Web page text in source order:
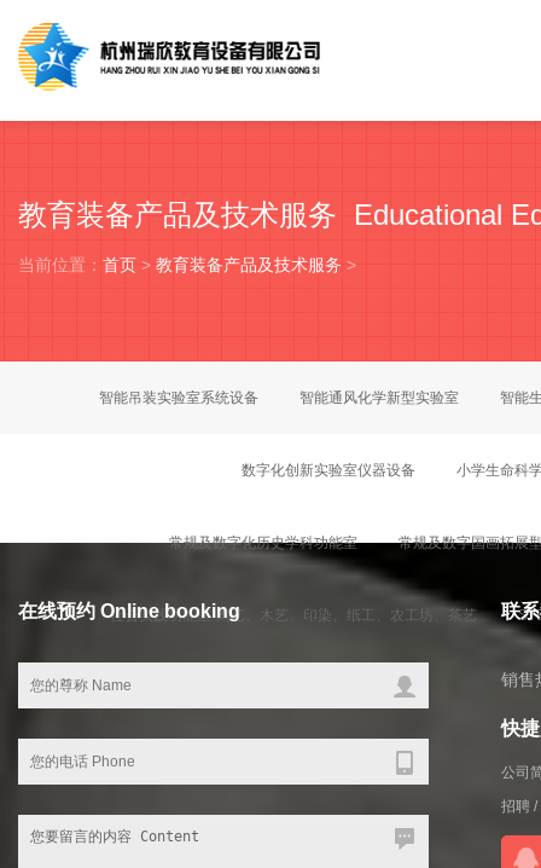
教育装备产品及技术服务 Educational
当前位置： 首页 > 教育装备产品及技术服务 >
智能吊装实验室系统设备 智能通风化学新型实验室 智能
数字化创新实验室仪器设备 小学生命科
常规及数字化历史学科功能室 常规及数字国画拓展
社会实践功能室-陶艺、木艺、印染、纸工、农工坊、茶艺
在线预约 Online booking 联
销售
快
公司
招聘 /